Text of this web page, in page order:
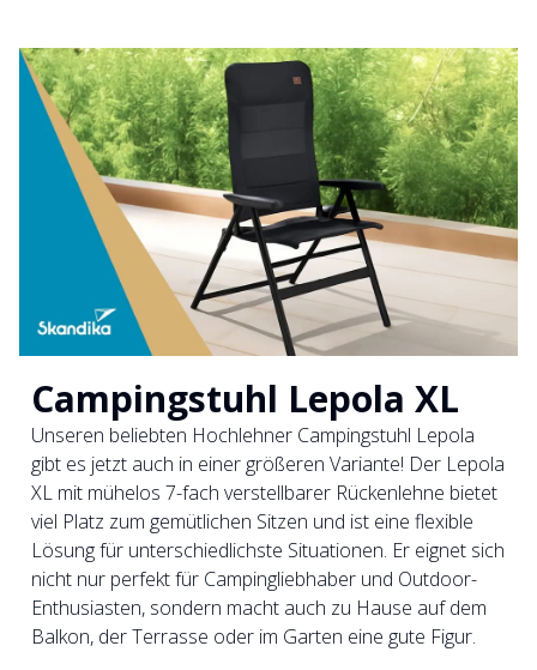
Campingstuhl Lepola XL
Unseren beliebten Hochlehner Campingstuhl Lepola
gibt es jetzt auch in einer größeren Variante! Der Lepola
XL mit mühelos 7-fach verstellbarer Rückenlehne bietet
viel Platz zum gemütlichen Sitzen und ist eine flexible
Lösung für unterschiedlichste Situationen. Er eignet sich
nicht nur perfekt für Campingliebhaber und Outdoor-
Enthusiasten, sondern macht auch zu Hause auf dem
Balkon, der Terrasse oder im Garten eine gute Figur.